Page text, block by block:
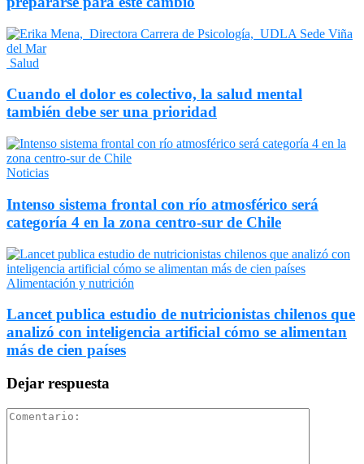
Salud
Cuando el dolor es colectivo, la salud mental
también debe ser una prioridad
Noticias
Intenso sistema frontal con río atmosférico será
categoría 4 en la zona centro-sur de Chile
Alimentación y nutrición
Lancet publica estudio de nutricionistas chilenos que
analizó con inteligencia artificial cómo se alimentan
más de cien países
Dejar respuesta